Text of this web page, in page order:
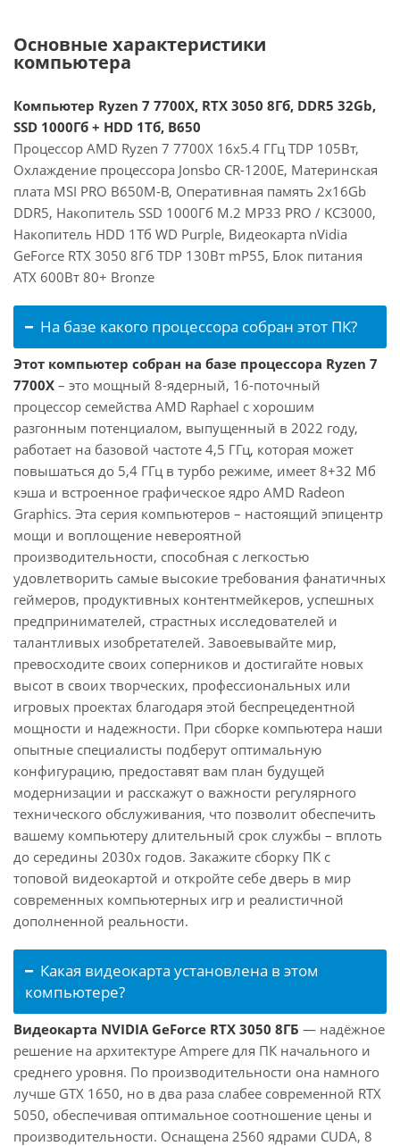
Основные характеристики
компьютера
Компьютер Ryzen 7 7700X, RTX 3050 8Гб, DDR5 32Gb,
SSD 1000Гб + HDD 1Тб, B650
Процессор AMD Ryzen 7 7700X 16x5.4 ГГц TDP 105Вт,
Охлаждение процессора Jonsbo CR-1200E, Материнская
плата MSI PRO B650M-B, Оперативная память 2x16Gb
DDR5, Накопитель SSD 1000Гб M.2 MP33 PRO / KC3000,
Накопитель HDD 1Тб WD Purple, Видеокарта nVidia
GeForce RTX 3050 8Гб TDP 130Вт mP55, Блок питания
ATX 600Вт 80+ Bronze
На базе какого процессора собран этот ПК?
Этот компьютер собран на базе процессора Ryzen 7
7700X – это мощный 8-ядерный, 16-поточный
процессор семейства AMD Raphael с хорошим
разгонным потенциалом, выпущенный в 2022 году,
работает на базовой частоте 4,5 ГГц, которая может
повышаться до 5,4 ГГц в турбо режиме, имеет 8+32 Мб
кэша и встроенное графическое ядро AMD Radeon
Graphics. Эта серия компьютеров – настоящий эпицентр
мощи и воплощение невероятной
производительности, способная с легкостью
удовлетворить самые высокие требования фанатичных
геймеров, продуктивных контентмейкеров, успешных
предпринимателей, страстных исследователей и
талантливых изобретателей. Завоевывайте мир,
превосходите своих соперников и достигайте новых
высот в своих творческих, профессиональных или
игровых проектах благодаря этой беспрецедентной
мощности и надежности. При сборке компьютера наши
опытные специалисты подберут оптимальную
конфигурацию, предоставят вам план будущей
модернизации и расскажут о важности регулярного
технического обслуживания, что позволит обеспечить
вашему компьютеру длительный срок службы – вплоть
до середины 2030х годов. Закажите сборку ПК с
топовой видеокартой и откройте себе дверь в мир
современных компьютерных игр и реалистичной
дополненной реальности.
Какая видеокарта установлена в этом
компьютере?
Видеокарта NVIDIA GeForce RTX 3050 8ГБ — надёжное
решение на архитектуре Ampere для ПК начального и
среднего уровня. По производительности она намного
лучше GTX 1650, но в два раза слабее современной RTX
5050, обеспечивая оптимальное соотношение цены и
производительности. Оснащена 2560 ядрами CUDA, 8